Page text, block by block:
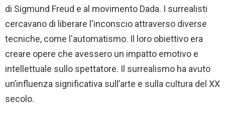
di Sigmund Freud e al movimento Dada. I surrealisti
cercavano di liberare l'inconscio attraverso diverse
tecniche, come l'automatismo. Il loro obiettivo era
creare opere che avessero un impatto emotivo e
intellettuale sullo spettatore. Il surrealismo ha avuto
un’influenza significativa sull’arte e sulla cultura del XX
secolo.